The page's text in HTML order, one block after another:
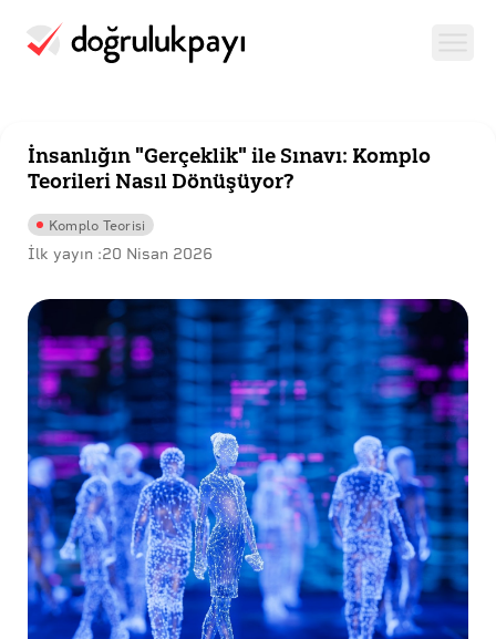
İnsanlığın "Gerçeklik" ile Sınavı: Komplo
Teorileri Nasıl Dönüşüyor?
Komplo Teorisi
İlk yayın :20 Nisan 2026